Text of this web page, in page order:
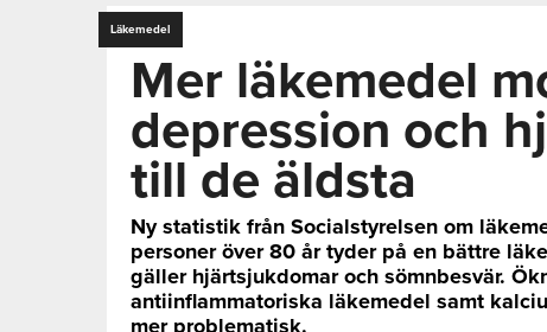
Läkemedel
Mer läkemedel
depression och
till de äldsta
Ny statistik från Socialstyrelsen om
personer över 80 år tyder på en bättre
gäller hjärtsjukdomar och sömnbesvär.
antiinflammatoriska läkemedel samt
mer problematisk.